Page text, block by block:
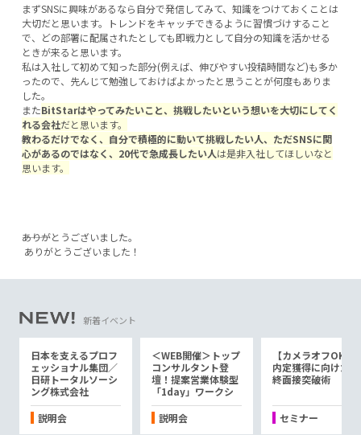
まずSNSに興味があるなら自分で発信してみて、知識をつけておくことは
大切だと思います。トレンドをキャッチできるように習慣づけすること
で、どの部署に配属されたとしても即戦力として自分の知識を活かせる
ときが来ると思います。
私は入社して初めて知った部分(例えば、伸びやすい投稿時間など)も多か
ったので、先んじて勉強しておけばよかったと思うことが何度もありま
した。
またBitStarはやってみたいこと、挑戦したいという想いを大切にしてく
れる会社だと思います。
教わるだけでなく、自分で積極的に動いて挑戦したい人、ただSNSに関
心があるのではなく、20代で急成長したい人は是非入社してほしいなと
思います。
―――ありがとうございました。
ありがとうございました！
新着イベント
日本を支えるプロフ
ェッショナル集団／
日研トータルソーシ
ング株式会社
説明会
＜WEB開催＞トップ
コンサルタント登
壇！提案営業体験型
「1day」ワークシ
ョップ！』／ギブク
リエーション株式会
社
説明会
【カメラオフOK】
内定獲得に向けた最
終面接突破術
セミナー